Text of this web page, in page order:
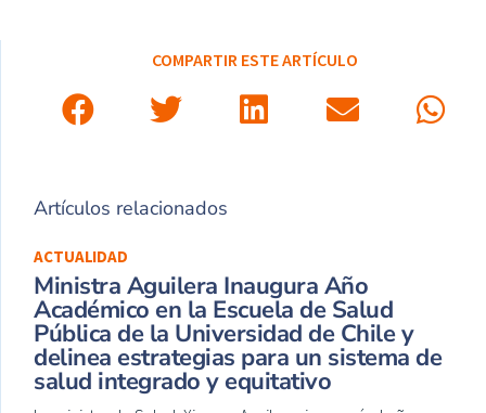
COMPARTIR ESTE ARTÍCULO
Artículos relacionados
ACTUALIDAD
Ministra Aguilera Inaugura Año
Académico en la Escuela de Salud
Pública de la Universidad de Chile y
delinea estrategias para un sistema de
salud integrado y equitativo